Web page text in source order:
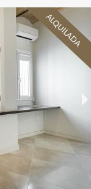
ALQUILADA